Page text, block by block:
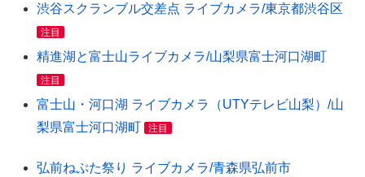
渋谷スクランブル交差点 ライブカメラ/東京都渋谷区
注目
精進湖と富士山ライブカメラ/山梨県富士河口湖町
注目
富士山・河口湖 ライブカメラ（UTYテレビ山梨）/山
梨県富士河口湖町
注目
弘前ねぷた祭り ライブカメラ/青森県弘前市